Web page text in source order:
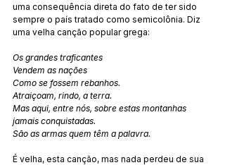
uma consequência direta do fato de ter sido
sempre o país tratado como semicolônia. Diz
uma velha canção popular grega:
Os grandes traficantes
Vendem as nações
Como se fossem rebanhos.
Atraiçoam, rindo, a terra.
Mas aqui, entre nós, sobre estas montanhas
jamais conquistadas.
São as armas quem têm a palavra.
É velha, esta canção, mas nada perdeu de sua